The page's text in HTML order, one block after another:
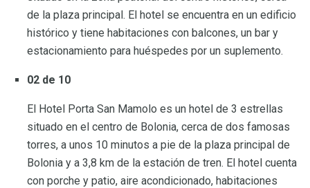
de la plaza principal. El hotel se encuentra en un edificio
histórico y tiene habitaciones con balcones, un bar y
estacionamiento para huéspedes por un suplemento.
02 de 10
El Hotel Porta San Mamolo es un hotel de 3 estrellas
situado en el centro de Bolonia, cerca de dos famosas
torres, a unos 10 minutos a pie de la plaza principal de
Bolonia y a 3,8 km de la estación de tren. El hotel cuenta
con porche y patio, aire acondicionado, habitaciones